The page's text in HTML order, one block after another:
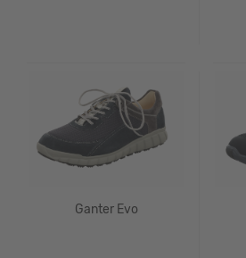
Ganter Evo